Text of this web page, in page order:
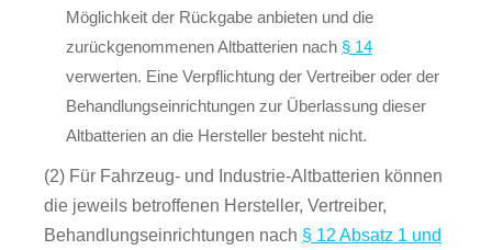
Möglichkeit der Rückgabe anbieten und die
zurückgenommenen Altbatterien nach § 14
verwerten. Eine Verpflichtung der Vertreiber oder der
Behandlungseinrichtungen zur Überlassung dieser
Altbatterien an die Hersteller besteht nicht.
(2) Für Fahrzeug- und Industrie-Altbatterien können
die jeweils betroffenen Hersteller, Vertreiber,
Behandlungseinrichtungen nach § 12 Absatz 1 und